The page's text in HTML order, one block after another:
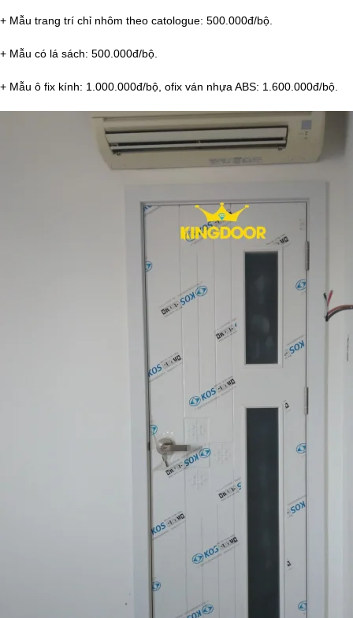
+ Mẫu trang trí chỉ nhôm theo catologue: 500.000đ/bộ.
+ Mẫu có lá sách: 500.000đ/bộ.
+ Mẫu ô fix kính: 1.000.000đ/bộ, ofix ván nhựa ABS: 1.600.000đ/bộ.